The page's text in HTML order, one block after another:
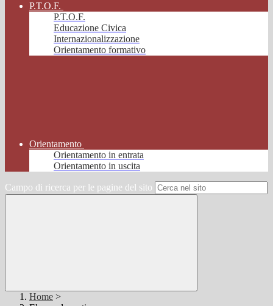
P.T.O.F.
P.T.O.F.
Educazione Civica
Internazionalizzazione
Orientamento formativo
Orientamento
Orientamento in entrata
Orientamento in uscita
Campo di ricerca per le pagine del sito
Home >